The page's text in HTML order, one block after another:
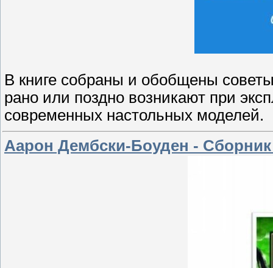
В книге собраны и обобщены
рано или поздно возникают при
современных настольных моделей.
Аарон Дембски-Боуден - Сборник